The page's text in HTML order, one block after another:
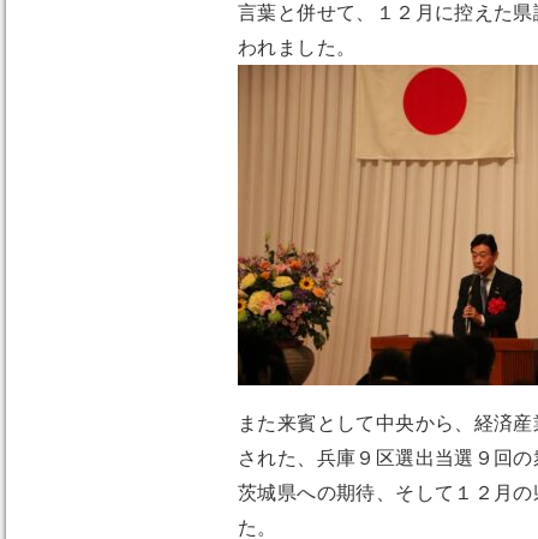
言葉と併せて、１２月に控えた
われました。
また来賓として中央から、経済
された、兵庫９区選出当選９回
茨城県への期待、そして１２月
た。